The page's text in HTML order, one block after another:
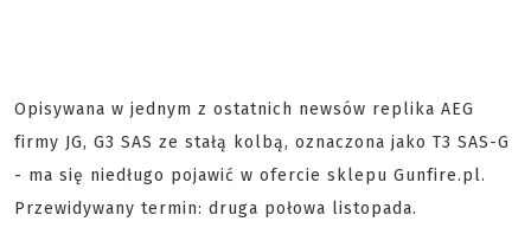
Opisywana w jednym z ostatnich newsów replika AEG
firmy JG, G3 SAS ze stałą kolbą, oznaczona jako T3 SAS-G
- ma się niedługo pojawić w ofercie sklepu Gunfire.pl.
Przewidywany termin: druga połowa listopada.